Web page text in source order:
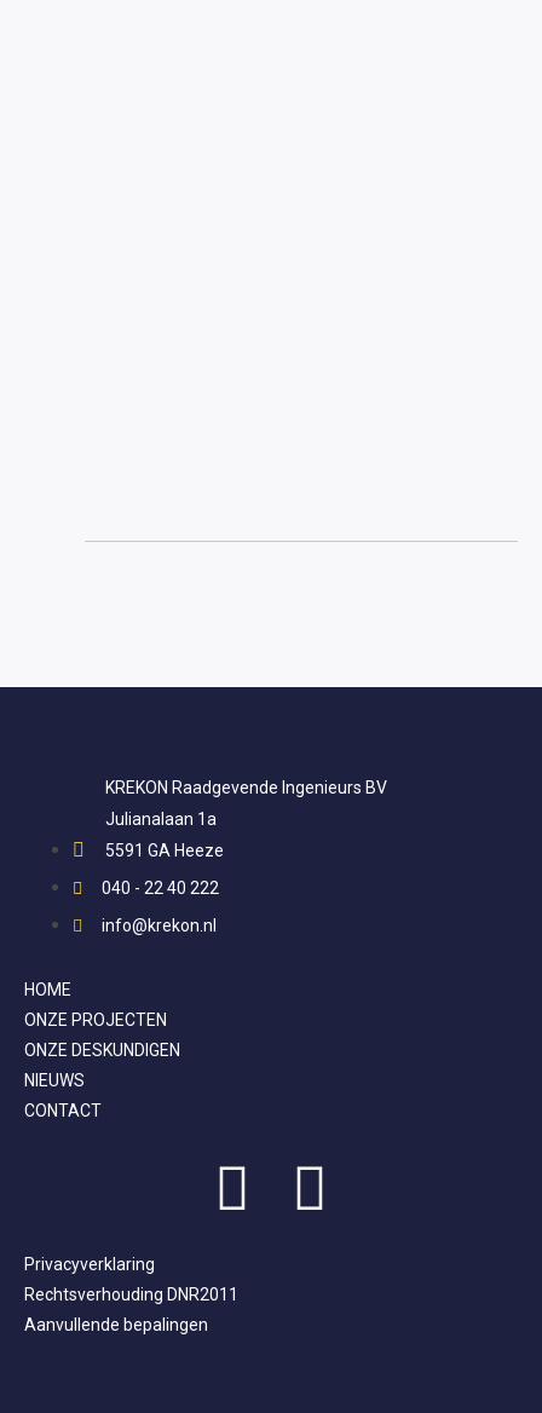
KREKON Raadgevende Ingenieurs BV
Julianalaan 1a
5591 GA Heeze
040 - 22 40 222
info@krekon.nl
HOME
ONZE PROJECTEN
ONZE DESKUNDIGEN
NIEUWS
CONTACT
Privacyverklaring
Rechtsverhouding DNR2011
Aanvullende bepalingen